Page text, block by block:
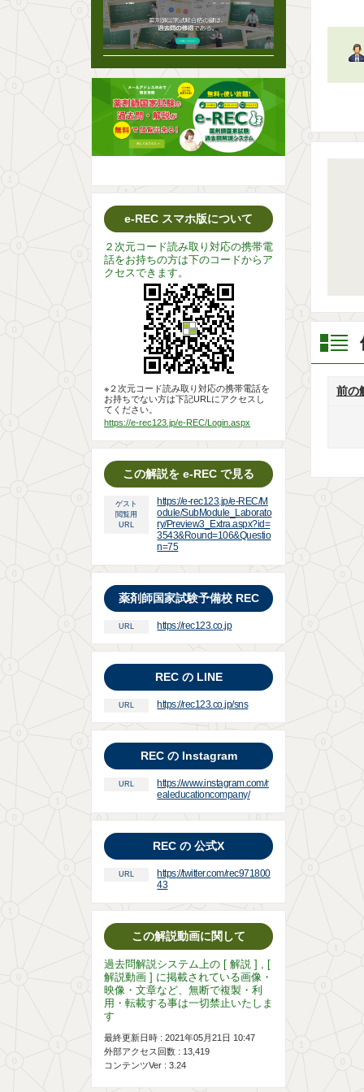
前の
e-REC スマホ版について
２次元コード読み取り対応の携帯電
話をお持ちの方は下のコードからア
クセスできます。
※２次元コード読み取り対応の携帯電話を
お持ちでない方は下記URLにアクセスし
てください。
https://e-rec123.jp/e-REC/Login.aspx
この解説を e-REC で見る
ゲスト
閲覧用
URL
https://e-rec123.jp/e-REC/M
odule/SubModule_Laborato
ry/Preview3_Extra.aspx?id=
3543&Round=106&Questio
n=75
薬剤師国家試験予備校 REC
URL https://rec123.co.jp
REC の LINE
URL https://rec123.co.jp/sns
REC の Instagram
URL
https://www.instagram.com/r
ealeducationcompany/
REC の 公式X
URL
https://twitter.com/rec971800
43
この解説動画に関して
過去問解説システム上の [ 解説 ] , [
解説動画 ] に掲載されている画像・
映像・文章など、無断で複製・利
用・転載する事は一切禁止いたしま
す
最終更新日時 : 2021年05月21日 10:47
外部アクセス回数 : 13,419
コンテンツVer : 3.24